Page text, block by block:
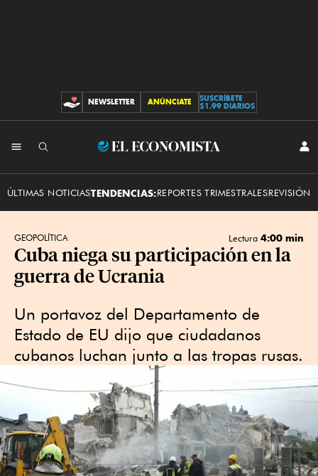
CONTRIBUCIONES
NEWSLETTER ANÚNCIATE
SUSCRÍBETE
$1.99 DIARIOS
El
ÚLTIMAS NOTICIASTENDENCIAS:REPORTES TRIMESTRALESREVISIÓN
GEOPOLÍTICA Lectura 4:00 min
Cuba niega su participación en la
guerra de Ucrania
Un portavoz del Departamento de
Estado de EU dijo que ciudadanos
cubanos luchan junto a las tropas rusas.